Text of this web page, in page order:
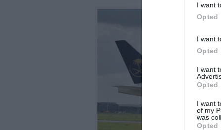
I want
Opted
I want
Opted
I want
Opted
I want
of my
was
Opted